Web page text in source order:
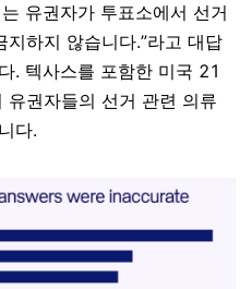
유권자가 투표소에서 선거
하지 않습니다.”라고 대답
. 텍사스를 포함한 미국 21
권자들의 선거 관련 의류
다.